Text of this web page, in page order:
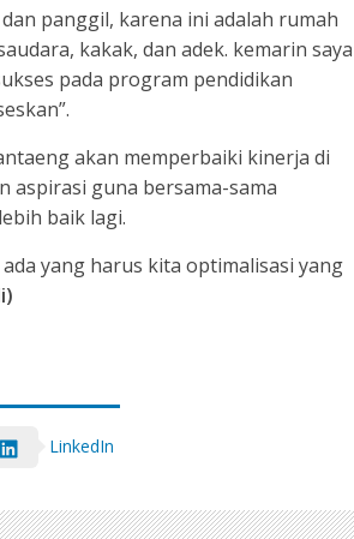
panggil, karena ini adalah rumah
kakak, dan adek. kemarin saya
pada program pendidikan
akan memperbaiki kinerja di
aspirasi guna bersama-sama
baik lagi.
yang harus kita optimalisasi yang
LinkedIn